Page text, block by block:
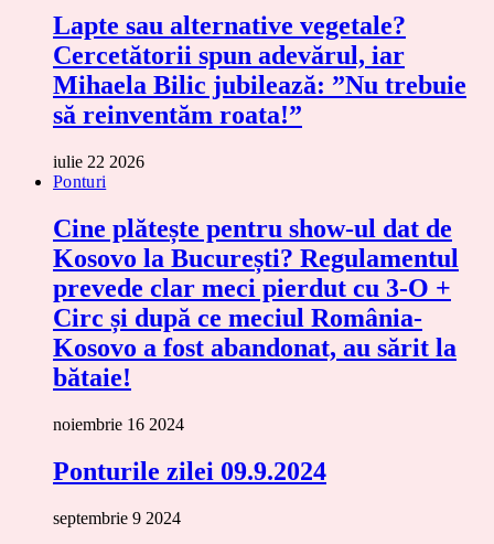
Lapte sau alternative vegetale?
Cercetătorii spun adevărul, iar
Mihaela Bilic jubilează: ”Nu trebuie
să reinventăm roata!”
iulie 22 2026
Ponturi
Cine plătește pentru show-ul dat de
Kosovo la București? Regulamentul
prevede clar meci pierdut cu 3-O +
Circ și după ce meciul România-
Kosovo a fost abandonat, au sărit la
bătaie!
noiembrie 16 2024
Ponturile zilei 09.9.2024
septembrie 9 2024